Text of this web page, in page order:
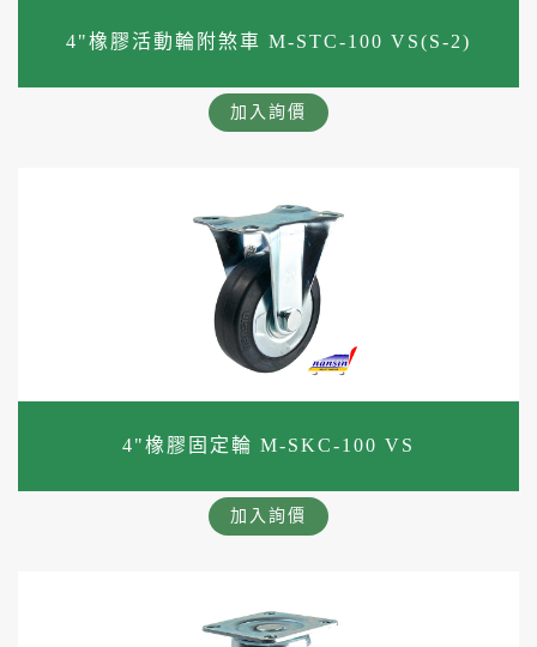
4"橡膠活動輪附煞車 M-STC-100 VS(S-2)
加入詢價
4"橡膠固定輪 M-SKC-100 VS
加入詢價